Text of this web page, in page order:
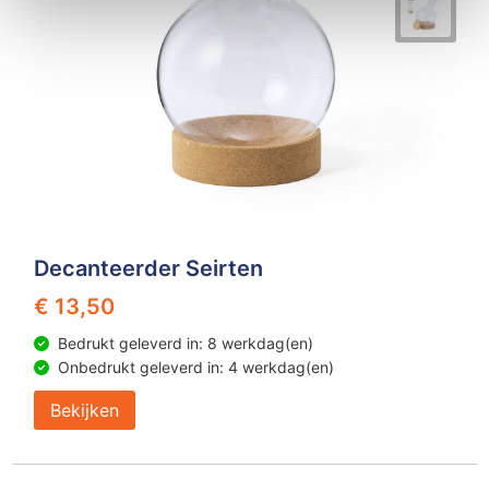
Decanteerder Seirten
€ 13,50
Bedrukt geleverd in: 8 werkdag(en)
Onbedrukt geleverd in: 4 werkdag(en)
Bekijken